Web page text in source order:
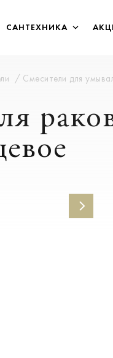
САНТЕХНИКА
Смесители для